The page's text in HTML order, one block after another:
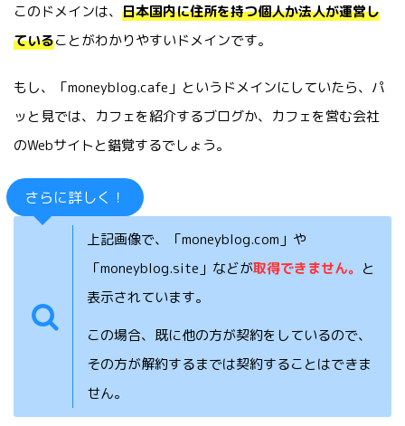
このドメインは、 日本国内に住所を持つ個人か法人が運営し
ていることがわかりやすいドメインです。
もし、「moneyblog.cafe」というドメインにしていたら、パ
ッと見では、カフェを紹介するブログか、カフェを営む会社
のWebサイトと錯覚するでしょう。
さらに詳しく！
上記画像で、「moneyblog.com」や
「moneyblog.site」などが取得できません。 と
表示されています。
この場合、既に他の方が契約をしているので、
その方が解約するまでは契約することはできま
せん。